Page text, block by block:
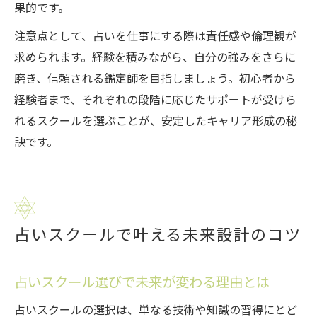
果的です。
注意点として、占いを仕事にする際は責任感や倫理観が
求められます。経験を積みながら、自分の強みをさらに
磨き、信頼される鑑定師を目指しましょう。初心者から
経験者まで、それぞれの段階に応じたサポートが受けら
れるスクールを選ぶことが、安定したキャリア形成の秘
訣です。
占いスクールで叶える未来設計のコツ
占いスクール選びで未来が変わる理由とは
占いスクールの選択は、単なる技術や知識の習得にとど